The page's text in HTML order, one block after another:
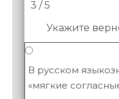
3 / 5
Укажите
В русском
«мягкие